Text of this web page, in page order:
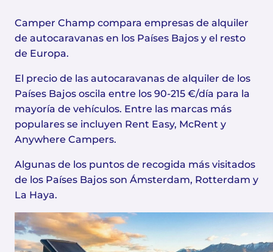
Camper Champ compara empresas de alquiler
de autocaravanas en los Países Bajos y el resto
de Europa.
El precio de las autocaravanas de alquiler de los
Países Bajos oscila entre los 90-215 €/día para la
mayoría de vehículos. Entre las marcas más
populares se incluyen Rent Easy, McRent y
Anywhere Campers.
Algunas de los puntos de recogida más visitados
de los Países Bajos son Ámsterdam, Rotterdam y
La Haya.